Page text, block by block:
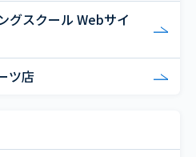
グスクール Webサイ
ツ店